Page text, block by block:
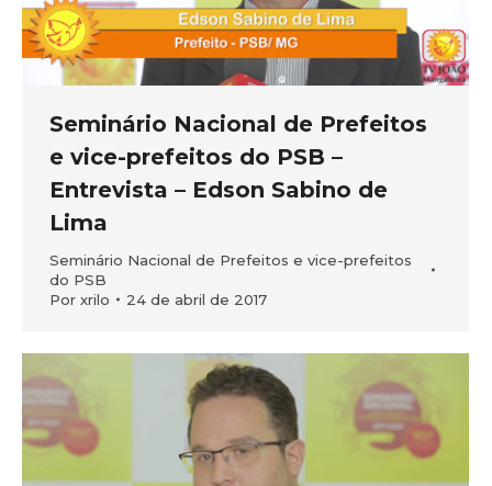
Seminário Nacional de Prefeitos
e vice-prefeitos do PSB –
Entrevista – Edson Sabino de
Lima
Seminário Nacional de Prefeitos e vice-prefeitos
do PSB
Por xrilo 24 de abril de 2017